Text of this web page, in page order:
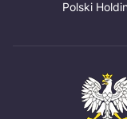
Polski